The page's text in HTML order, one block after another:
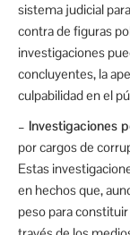
sistema judicial
contra de figuras
investigaciones
concluyentes, la
culpabilidad en el
– Investigaciones
por cargos de
Estas
en hechos que,
peso para